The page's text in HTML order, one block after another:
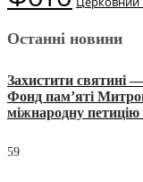
Останні новини
Захистити святині
Фонд пам’яті
міжнародну
59